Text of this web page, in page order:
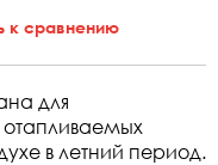
к сравнению
для
отапливаемых
в летний период.